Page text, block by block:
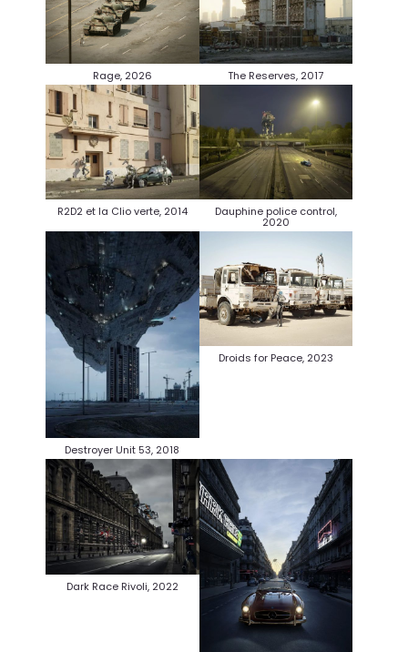
Rage, 2026 The Reserves, 2017
R2D2 et la Clio verte, 2014 Dauphine police control,
2020
Destroyer Unit 53, 2018
Droids for Peace, 2023
Dark Race Rivoli, 2022